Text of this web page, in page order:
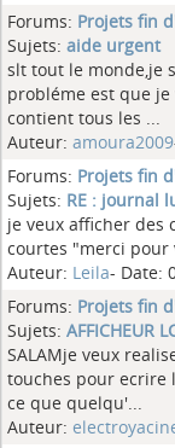
Forums: Projets fin
Sujets: aide urgent
slt tout le monde,je
probléme est que
contient tous les ...
Auteur: amoura2009
Forums: Projets fin
Sujets: RE : journal
je veux afficher des
courtes "merci pour
Auteur: Leila- Date:
Forums: Projets fin
Sujets: AFFICHEUR
SALAMje veux
touches pour ecrire
ce que quelqu'...
Auteur: